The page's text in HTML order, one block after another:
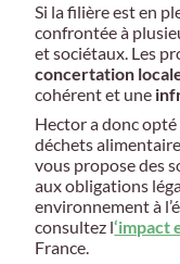
Si la filière est en
confrontée à
et sociétaux. Les
concertation
cohérent et une
Hector a donc
déchets
vous propose des
aux obligations
environnement à
consultez l‘impact
France.